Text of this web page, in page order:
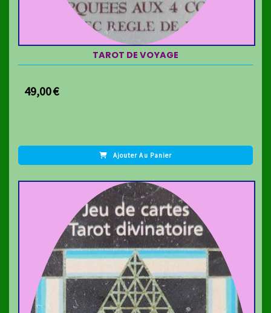
TAROT DE VOYAGE
49,00€
Ajouter Au Panier